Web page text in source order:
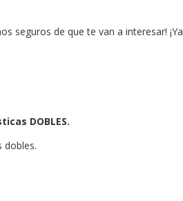
seguros de que te van a interesar!
DOBLES.
dobles.